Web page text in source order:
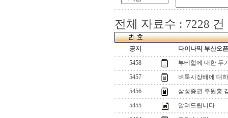
전체 자료수 : 7228 건
공지
다이나믹 부산오
5458
부테협에 대한 두
5457
벼룩시장배에 대
5456
삼성증권 주원홍
5455
알려드립니다